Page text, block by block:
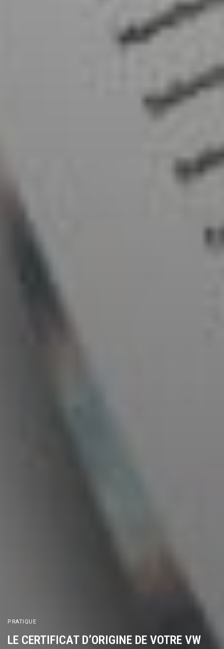
SIGN UP
PRATIQUE
LE CERTIFICAT D’ORIGINE DE VOTRE VW